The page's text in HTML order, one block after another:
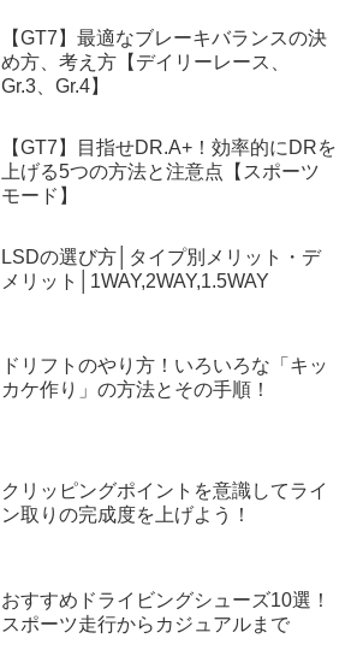
【GT7】最適なブレーキバランスの決
め方、考え方【デイリーレース、
Gr.3、Gr.4】
【GT7】目指せDR.A+！効率的にDRを
上げる5つの方法と注意点【スポーツ
モード】
LSDの選び方│タイプ別メリット・デ
メリット│1WAY,2WAY,1.5WAY
ドリフトのやり方！いろいろな「キッ
カケ作り」の方法とその手順！
クリッピングポイントを意識してライ
ン取りの完成度を上げよう！
おすすめドライビングシューズ10選！
スポーツ走行からカジュアルまで